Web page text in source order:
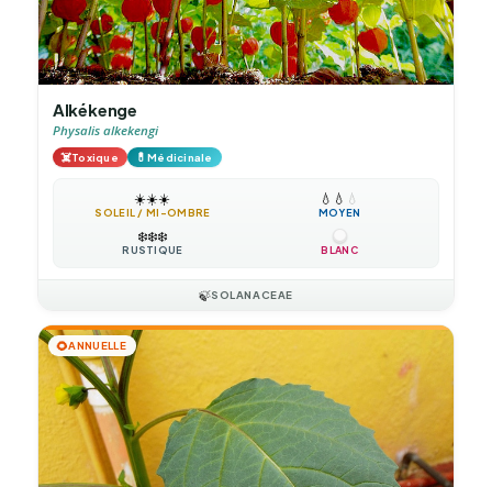
Alkékenge
Physalis alkekengi
☠️Toxique 💊Médicinale
☀️☀️☀️
SOLEIL / MI-OMBRE
💧 💧 💧
MOYEN
❄️❄️❄️
RUSTIQUE BLANC
🍃SOLANACEAE
🌻ANNUELLE